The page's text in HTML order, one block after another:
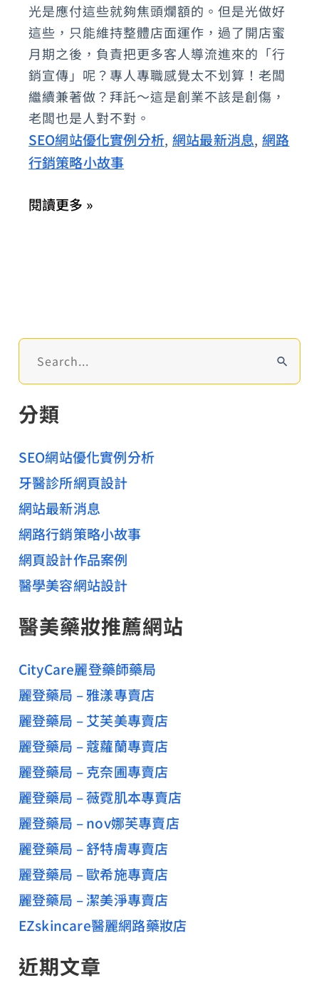
光是應付這些就夠焦頭爛額的。但是光做好
這些，只能維持整體店面運作，過了開店蜜
月期之後，負責把更多客人導流進來的「行
銷宣傳」呢？專人專職感覺太不划算！老闆
繼續兼著做？拜託～這是創業不該是創傷，
老闆也是人對不對。
SEO網站優化實例分析, 網站最新消息, 網路
行銷策略小故事
小
故
事-
我
們
與
餓
的
距
離
閱讀更多 »
尋
鍵
:
分類
SEO網站優化實例分析
牙醫診所網頁設計
網站最新消息
網路行銷策略小故事
網頁設計作品案例
醫學美容網站設計
醫美藥妝推薦網站
CityCare麗登藥師藥局
麗登藥局 – 雅漾專賣店
麗登藥局 – 艾芙美專賣店
麗登藥局 – 蔻蘿蘭專賣店
麗登藥局 – 克奈圃專賣店
麗登藥局 – 薇霓肌本專賣店
麗登藥局 – nov娜芙專賣店
麗登藥局 – 舒特膚專賣店
麗登藥局 – 歐希施專賣店
麗登藥局 – 潔美淨專賣店
EZskincare醫麗網路藥妝店
近期文章